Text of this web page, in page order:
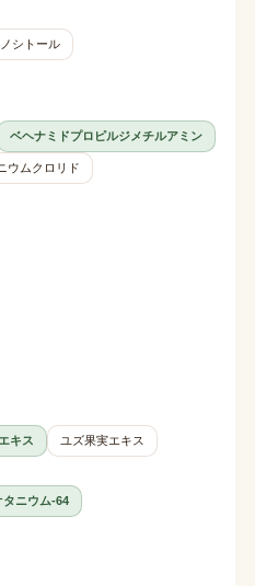
シトール
ベヘナミドプロピルジメチルアミン
ウムクロリド
キス
ユズ果実エキス
タニウム-64